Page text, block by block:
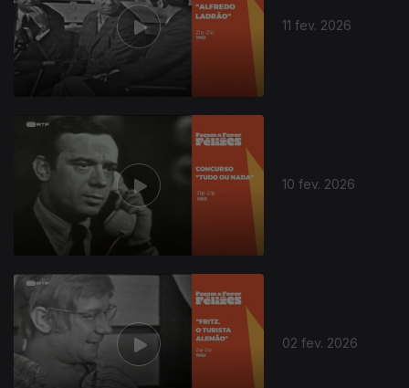
11 fev. 2026
10 fev. 2026
02 fev. 2026
904099